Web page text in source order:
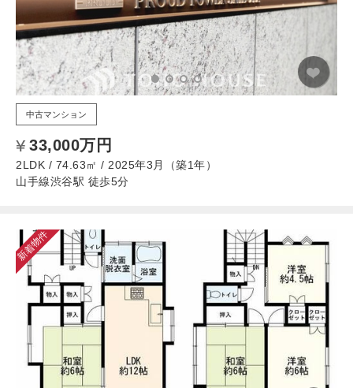
中古マンション
33,000万円
2LDK / 74.63㎡ / 2025年3月（築1年）
山手線渋谷駅 徒歩5分
新着物件